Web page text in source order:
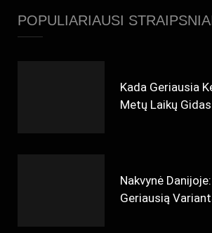
POPULIARIAUSI
Kada Geriausia
Metų Laikų Gidas
Nakvynė
Geriausią